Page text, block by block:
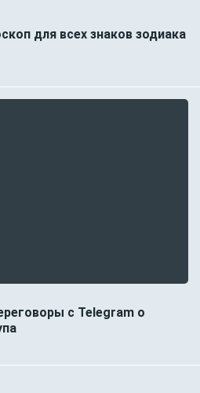
для всех знаков зодиака
с Telegram о